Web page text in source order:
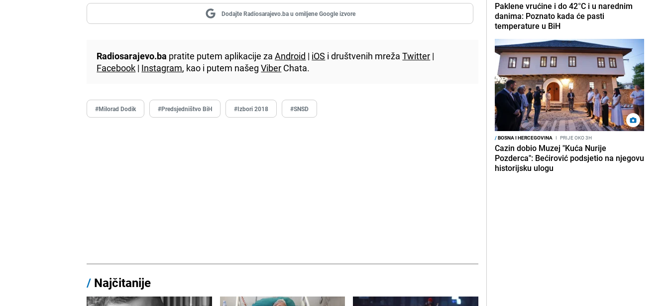
Dodajte Radiosarajevo.ba u omiljene Google izvore
Radiosarajevo.ba pratite putem aplikacije zaAndroid | iOS i društvenih mrežaTwitter |
Facebook | Instagram, kao i putem našegViber Chata.
#Milorad Dodik #Predsjedništvo BiH #Izbori 2018 #SNSD
/ Najčitanije
Paklene vrućine i do 42°C i u narednim
danima: Poznato kada će pasti
temperature u BiH
/BOSNA I HERCEGOVINA I PRIJE OKO 3H
Cazin dobio Muzej "Kuća Nurije
Pozderca": Bećirović podsjetio na njegovu
historijsku ulogu